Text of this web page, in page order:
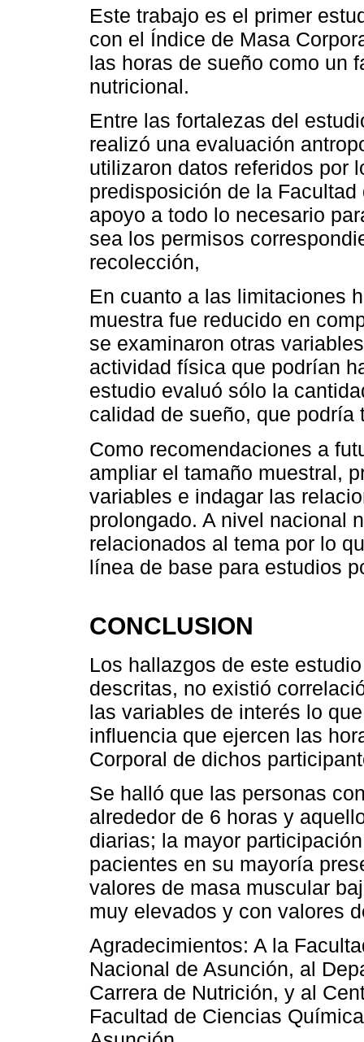
Este trabajo es el primer
con el Índice de Masa
las horas de sueño como un
nutricional.
Entre las fortalezas del
realizó una evaluación
utilizaron datos referidos por
predisposición de la
apoyo a todo lo necesario
sea los permisos
recolección,
En cuanto a las limitaciones
muestra fue reducido en
se examinaron otras
actividad física que podrían
estudio evaluó sólo la
calidad de sueño, que
Como recomendaciones a
ampliar el tamaño muestral,
variables e indagar las
prolongado. A nivel nacional
relacionados al tema por lo
línea de base para estudios
CONCLUSION
Los hallazgos de este
descritas, no existió
las variables de interés lo
influencia que ejercen las
Corporal de dichos
Se halló que las personas
alrededor de 6 horas y
diarias; la mayor
pacientes en su mayoría
valores de masa muscular
muy elevados y con valores
Agradecimientos: A la
Nacional de Asunción, al
Carrera de Nutrición, y al
Facultad de Ciencias